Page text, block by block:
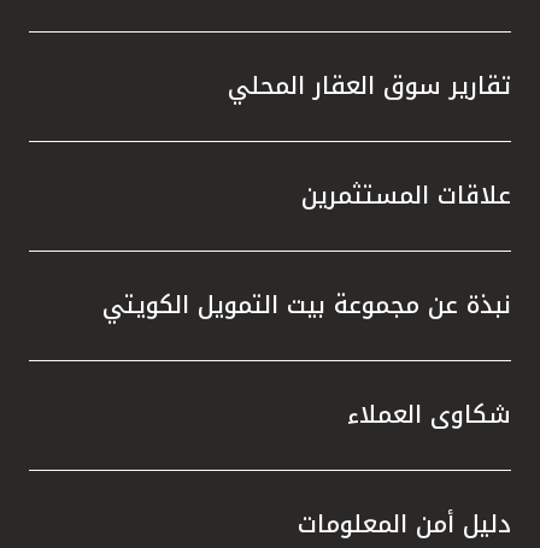
تقارير سوق العقار المحلي
علاقات المستثمرين
نبذة عن مجموعة بيت التمويل الكويتي
شكاوى العملاء
دليل أمن المعلومات